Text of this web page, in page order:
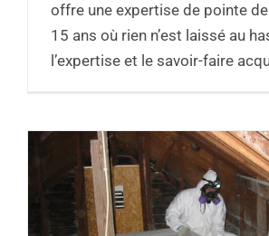
offre une expertise de pointe
15 ans où rien n’est laissé au
l’expertise et le savoir-faire